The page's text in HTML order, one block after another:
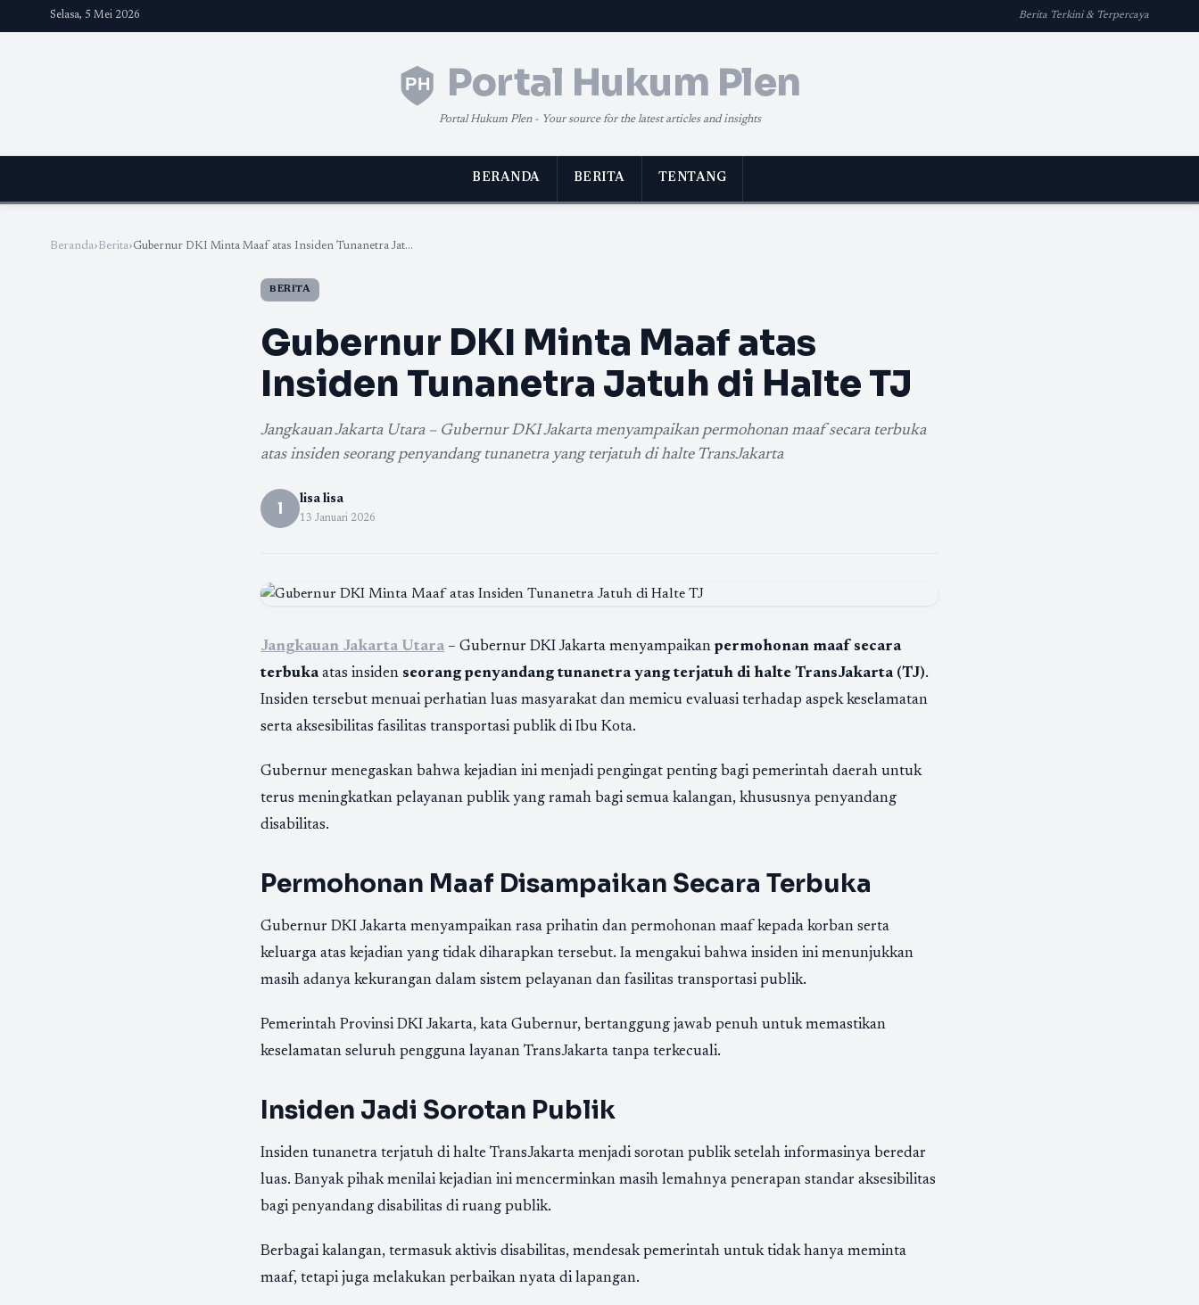
Selasa, 5 Mei 2026 Berita Terkini & Terpercaya
Portal Hukum Plen
Portal Hukum Plen - Your source for the latest articles and insights
BERANDA BERITA TENTANG
Beranda›Berita›Gubernur DKI Minta Maaf atas Insiden Tunanetra Jat...
BERITA
Gubernur DKI Minta Maaf atas
Insiden Tunanetra Jatuh di Halte TJ
Jangkauan Jakarta Utara – Gubernur DKI Jakarta menyampaikan permohonan maaf secara terbuka
atas insiden seorang penyandang tunanetra yang terjatuh di halte TransJakarta
l lisa lisa
13 Januari 2026
Jangkauan Jakarta Utara – Gubernur DKI Jakarta menyampaikan permohonan maaf secara
terbukaatas insiden seorang penyandang tunanetra yang terjatuh di halte TransJakarta (TJ).
Insiden tersebut menuai perhatian luas masyarakat dan memicu evaluasi terhadap aspek keselamatan
serta aksesibilitas fasilitas transportasi publik di Ibu Kota.
Gubernur menegaskan bahwa kejadian ini menjadi pengingat penting bagi pemerintah daerah untuk
terus meningkatkan pelayanan publik yang ramah bagi semua kalangan, khususnya penyandang
disabilitas.
Permohonan Maaf Disampaikan Secara Terbuka
Gubernur DKI Jakarta menyampaikan rasa prihatin dan permohonan maaf kepada korban serta
keluarga atas kejadian yang tidak diharapkan tersebut. Ia mengakui bahwa insiden ini menunjukkan
masih adanya kekurangan dalam sistem pelayanan dan fasilitas transportasi publik.
Pemerintah Provinsi DKI Jakarta, kata Gubernur, bertanggung jawab penuh untuk memastikan
keselamatan seluruh pengguna layanan TransJakarta tanpa terkecuali.
Insiden Jadi Sorotan Publik
Insiden tunanetra terjatuh di halte TransJakarta menjadi sorotan publik setelah informasinya beredar
luas. Banyak pihak menilai kejadian ini mencerminkan masih lemahnya penerapan standar aksesibilitas
bagi penyandang disabilitas di ruang publik.
Berbagai kalangan, termasuk aktivis disabilitas, mendesak pemerintah untuk tidak hanya meminta
maaf, tetapi juga melakukan perbaikan nyata di lapangan.